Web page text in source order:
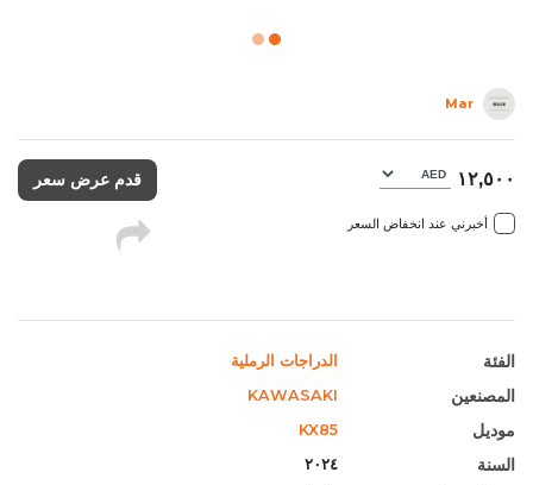
Mar
١٢,٥٠٠
أخبرني عند انخفاض السعر
قدم عرض سعر
الفئة الدراجات الرملية
المصنعين KAWASAKI
موديل KX85
السنة ٢٠٢٤